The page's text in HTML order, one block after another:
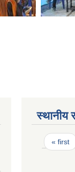
स्थानीय
Pages
« first